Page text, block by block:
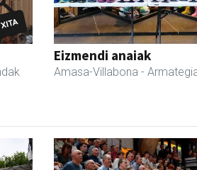
Eizmendi anaiak
Amasa-Villabona -